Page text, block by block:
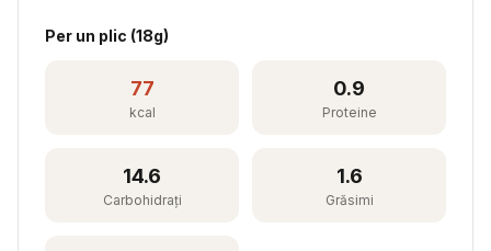
Per un plic (18g)
77
kcal
0.9
Proteine
14.6
Carbohidrați
1.6
Grăsimi